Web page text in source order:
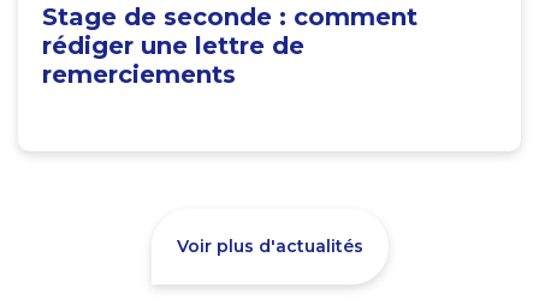
Stage de seconde : comment
rédiger une lettre de
remerciements
Voir plus d'actualités